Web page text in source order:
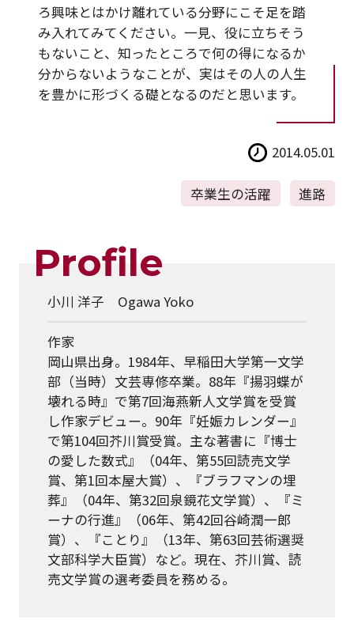
ろ興味とはかけ離れている分野にこそ足を踏
み入れてみてください。一見、役に立ちそう
もないこと、知ったところで何の得になるか
分からないようなことが、実はその人の人生
を豊かに形づくる礎となるのだと思います。
2014.05.01
卒業生の活躍 進路
Profile
小川 洋子 Ogawa Yoko
作家
岡山県出身。1984年、早稲田大学第一文学
部（当時）文芸専修卒業。88年『揚羽蝶が
壊れる時』で第7回海燕新人文学賞を受賞
し作家デビュー。90年『妊娠カレンダー』
で第104回芥川賞受賞。主な著書に『博士
の愛した数式』（04年、第55回読売文学
賞、第1回本屋大賞）、『ブラフマンの埋
葬』（04年、第32回泉鏡花文学賞）、『ミ
ーナの行進』（06年、第42回谷崎潤一郎
賞）、『ことり』（13年、第63回芸術選奨
文部科学大臣賞）など。現在、芥川賞、読
売文学賞の選考委員を務める。